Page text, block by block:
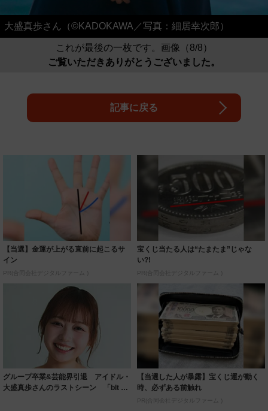
大盛真歩さん（©KADOKAWA／写真：細居幸次郎）
これが最後の一枚です。画像（8/8）
ご覧いただきありがとうございました。
記事に戻る
【当選】金運が上がる直前に起こるサ
イン
PR(合同会社デジタルファーム )
宝くじ当たる人は“たまたま”じゃな
い?!
PR(合同会社デジタルファーム )
グループ卒業&芸能界引退 アイドル・
大盛真歩さんのラストシーン 「blt gr
【当選した人が暴露】宝くじ運が動く
時、必ずある前触れ
PR(合同会社デジタルファーム )